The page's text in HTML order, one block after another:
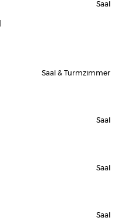
Saal
Saal & Turmzimmer
Saal
Saal
Saal